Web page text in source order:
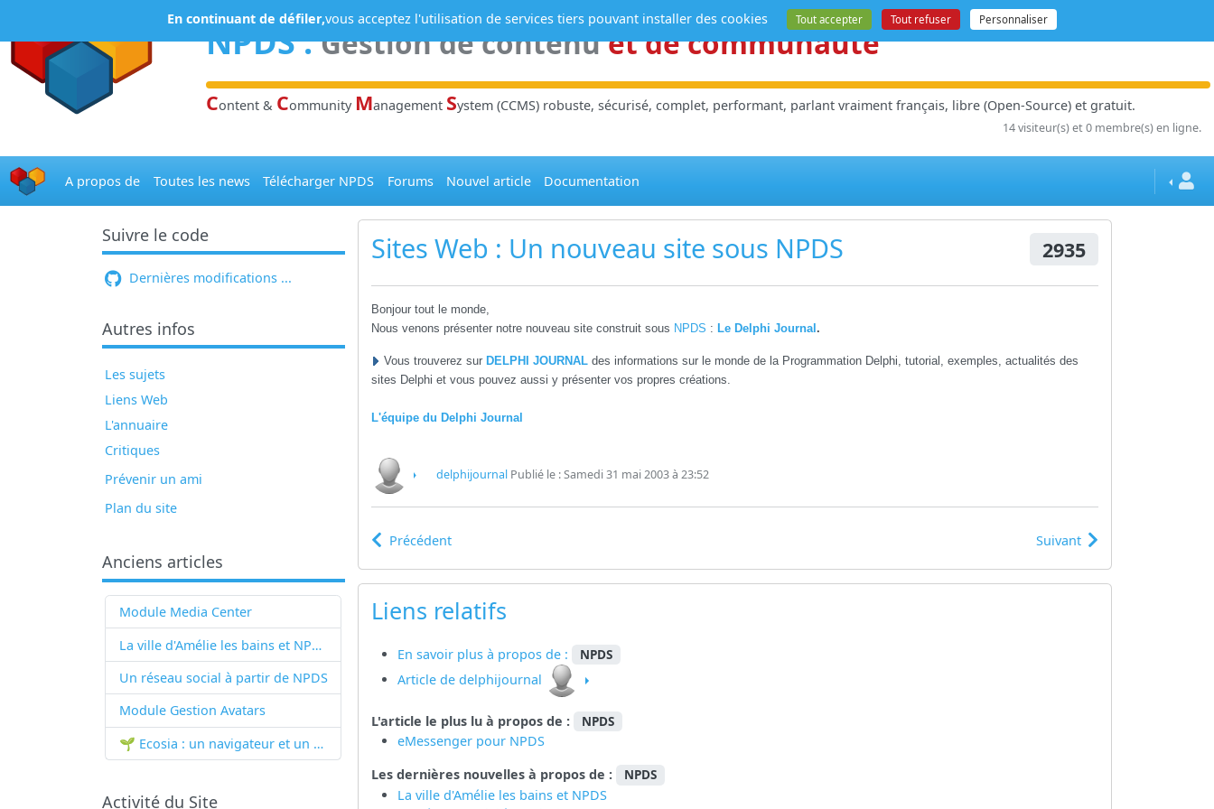
NPDS:Gestion de contenuet de communauté
Content & Community Management System (CCMS) robuste, sécurisé, complet, performant, parlant vraiment français, libre (Open-Source) et gratuit.
14 visiteur(s) et 0 membre(s) en ligne.
A propos de Toutes les news Télécharger NPDS Forums Nouvel article Documentation
Suivre le code
Dernières modifications ...
Autres infos
Les sujets
Liens Web
L'annuaire
Critiques
Prévenir un ami
Plan du site
Anciens articles
Module Media Center
La ville d'Amélie les bains et NPDS
Un réseau social à partir de NPDS
Module Gestion Avatars
🌱 Ecosia : un navigateur et un moteur de recherche qui plantent des arbres !...
Activité du Site
Sites Web : Un nouveau site sous NPDS 2935
Bonjour tout le monde,
Nous venons présenter notre nouveau site construit sous NPDS : Le Delphi Journal .
Vous trouverez surDELPHI JOURNAL des informations sur le monde de la Programmation Delphi, tutorial, exemples, actualités des
sites Delphi et vous pouvez aussi y présenter vos propres créations.
L'équipe du Delphi Journal
delphijournalPublié le : Samedi 31 mai 2003 à 23:52
Précédent Suivant
Liens relatifs
En savoir plus à propos de : NPDS
Article de delphijournal
L'article le plus lu à propos de : NPDS
eMessenger pour NPDS
Les dernières nouvelles à propos de :
NPDS
La ville d'Amélie les bains et NPDS
En continuant de défiler,vous acceptez l'utilisation de services tiers pouvant installer des cookies Tout accepter Tout refuser Personnaliser